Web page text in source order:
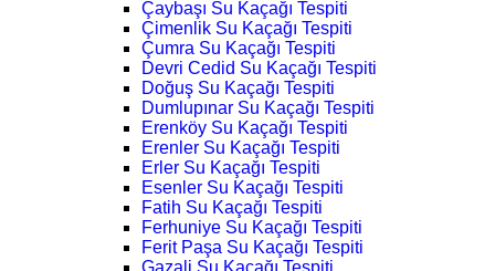
Çaybaşı Su Kaçağı Tespiti
Çimenlik Su Kaçağı Tespiti
Çumra Su Kaçağı Tespiti
Devri Cedid Su Kaçağı Tespiti
Doğuş Su Kaçağı Tespiti
Dumlupınar Su Kaçağı Tespiti
Erenköy Su Kaçağı Tespiti
Erenler Su Kaçağı Tespiti
Erler Su Kaçağı Tespiti
Esenler Su Kaçağı Tespiti
Fatih Su Kaçağı Tespiti
Ferhuniye Su Kaçağı Tespiti
Ferit Paşa Su Kaçağı Tespiti